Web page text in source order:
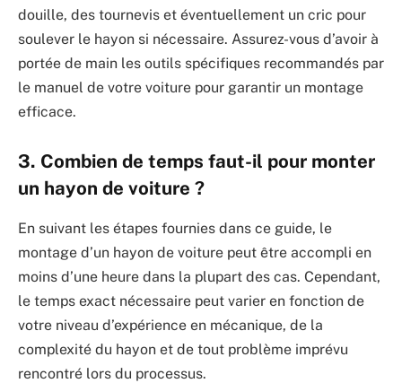
douille, des tournevis et éventuellement un cric pour
soulever le hayon si nécessaire. Assurez-vous d’avoir à
portée de main les outils spécifiques recommandés par
le manuel de votre voiture pour garantir un montage
efficace.
3. Combien de temps faut-il pour monter
un hayon de voiture ?
En suivant les étapes fournies dans ce guide, le
montage d’un hayon de voiture peut être accompli en
moins d’une heure dans la plupart des cas. Cependant,
le temps exact nécessaire peut varier en fonction de
votre niveau d’expérience en mécanique, de la
complexité du hayon et de tout problème imprévu
rencontré lors du processus.